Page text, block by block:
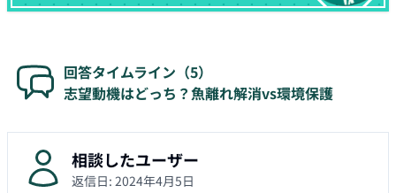
回答タイムライン（5）
志望動機はどっち？魚離れ解消vs環境保護
相談したユーザー
返信日: 2024年4月5日